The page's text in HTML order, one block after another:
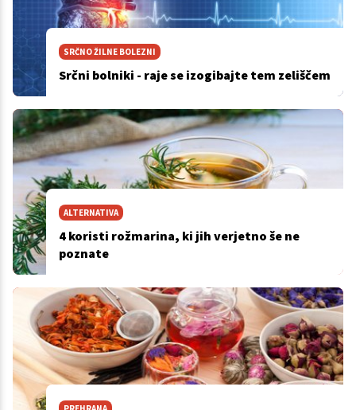
SRČNO ŽILNE BOLEZNI
Srčni bolniki - raje se izogibajte tem zeliščem
ALTERNATIVA
4 koristi rožmarina, ki jih verjetno še ne
poznate